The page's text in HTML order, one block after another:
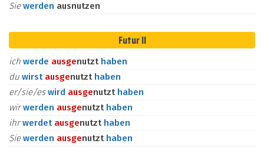
Siewerden ausnutzen
Futur II
ich werde ausgenutzt haben
du wirst ausgenutzt haben
er/sie/eswird ausgenutzt haben
wirwerden ausgenutzt haben
ihrwerdet ausgenutzt haben
Siewerden ausgenutzt haben